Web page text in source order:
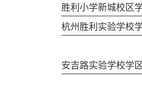
胜利小学新城校区
杭州胜利实验学校
安吉路实验学校学